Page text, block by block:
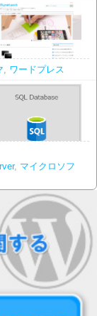
プを汎用的にしたバ
, ワードプレス
ですが、 これ...
, マイクロソフ